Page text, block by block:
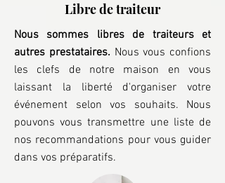
Libre de traiteur
Nous sommes libres de traiteurs et
autres prestataires. Nous vous confions
les clefs de notre maison en vous
laissant la liberté d'organiser votre
événement selon vos souhaits. Nous
pouvons vous transmettre une liste de
nos recommandations pour vous guider
dans vos préparatifs.